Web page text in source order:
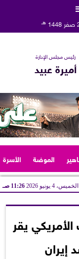
هـ
رئيس مجلس الإدارة
أميرة عبيد
الموضة الأسرة
الخميس، 4 يونيو 2026 11:26 صـ
يقر
إيران